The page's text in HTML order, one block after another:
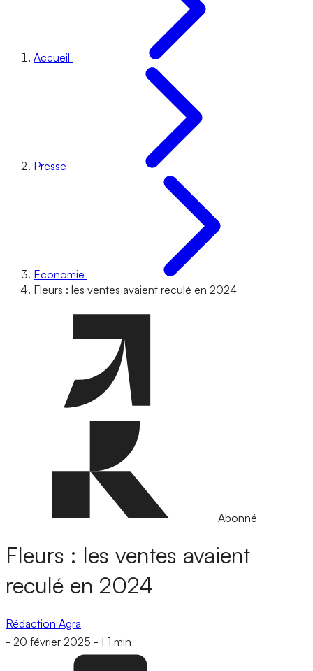
Accueil
Presse
Economie
Fleurs : les ventes avaient reculé en 2024
Abonné
Fleurs : les ventes avaient
reculé en 2024
Rédaction Agra
- 20 février 2025 - 1 min